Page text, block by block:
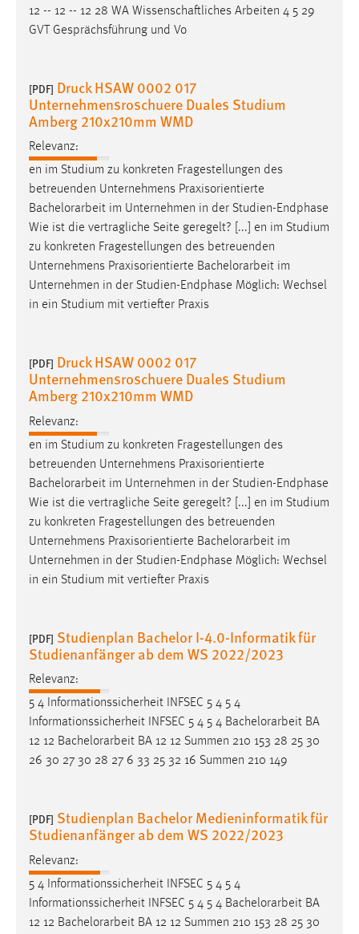
12 -- 12 -- 12 28 WA Wissenschaftliches Arbeiten 4 5 29
GVT Gesprächsführung und Vo
[PDF] Druck HSAW 0002 017
Unternehmensroschuere Duales Studium
Amberg 210x210mm WMD
Relevanz:
en im Studium zu konkreten Fragestellungen des
betreuenden Unternehmens Praxisorientierte
Bachelorarbeit im Unternehmen in der Studien-Endphase
Wie ist die vertragliche Seite geregelt? [...] en im Studium
zu konkreten Fragestellungen des betreuenden
Unternehmens Praxisorientierte Bachelorarbeit im
Unternehmen in der Studien-Endphase Möglich: Wechsel
in ein Studium mit vertiefter Praxis
[PDF] Druck HSAW 0002 017
Unternehmensroschuere Duales Studium
Amberg 210x210mm WMD
Relevanz:
en im Studium zu konkreten Fragestellungen des
betreuenden Unternehmens Praxisorientierte
Bachelorarbeit im Unternehmen in der Studien-Endphase
Wie ist die vertragliche Seite geregelt? [...] en im Studium
zu konkreten Fragestellungen des betreuenden
Unternehmens Praxisorientierte Bachelorarbeit im
Unternehmen in der Studien-Endphase Möglich: Wechsel
in ein Studium mit vertiefter Praxis
[PDF] Studienplan Bachelor I-4.0-Informatik für
Studienanfänger ab dem WS 2022/2023
Relevanz:
5 4 Informationssicherheit INFSEC 5 4 5 4
Informationssicherheit INFSEC 5 4 5 4 Bachelorarbeit BA
12 12 Bachelorarbeit BA 12 12 Summen 210 153 28 25 30
26 30 27 30 28 27 6 33 25 32 16 Summen 210 149
[PDF] Studienplan Bachelor Medieninformatik für
Studienanfänger ab dem WS 2022/2023
Relevanz:
5 4 Informationssicherheit INFSEC 5 4 5 4
Informationssicherheit INFSEC 5 4 5 4 Bachelorarbeit BA
12 12 Bachelorarbeit BA 12 12 Summen 210 153 28 25 30
EXTERNE MEDIEN
Um Inhalte von Videoplattformen und Social Media
YouTube
Vimeo